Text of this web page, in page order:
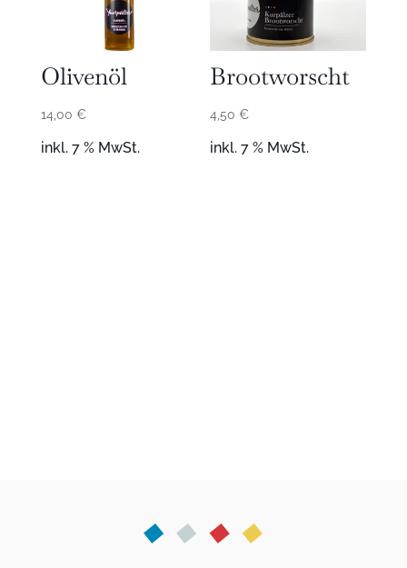
Olivenöl
14,00 €
inkl. 7 % MwSt.
Brootworscht
4,50€
inkl. 7 % MwSt.